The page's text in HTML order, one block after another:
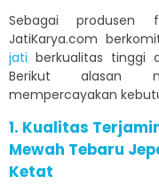
Sebagai produsen
JatiKarya.com
jati berkualitas tinggi
Berikut alasan
mempercayakan
1. Kualitas
Mewah Tebaru
Ketat